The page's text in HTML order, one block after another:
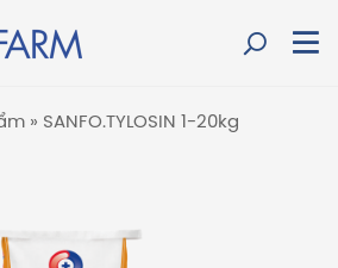
» SANFO.TYLOSIN 1-20kg